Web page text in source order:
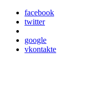
facebook
twitter
google
vkontakte